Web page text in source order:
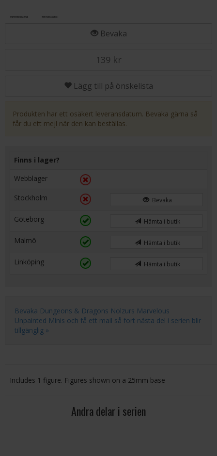
Bevaka
139 kr
Lägg till på önskelista
Produkten har ett osäkert leveransdatum. Bevaka gärna så
får du ett mejl när den kan beställas.
Finns i lager?
Webblager
Stockholm Bevaka
Göteborg Hämta i butik
Malmö Hämta i butik
Linköping Hämta i butik
Bevaka Dungeons & Dragons Nolzurs Marvelous
Unpainted Minis och få ett mail så fort nästa del i serien blir
tillgänglig »
Includes 1 figure. Figures shown on a 25mm base
Andra delar i serien